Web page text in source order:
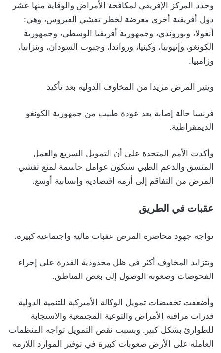
وحدد المركز الإفريقي لمكافحة الأمراض والوقاية منها عشر
دول أفريقية أخرى معرضة لخطر تفشي الفيروس، وهي:
أنغولا، وبوروندي، وجمهورية أفريقيا الوسطى، وجمهورية
الكونغو، وإثيوبيا، وكينيا، ورواندا، وجنوب السودان، وتنزانيا،
وزامبيا.
ويثير المرض مزيدا من المخاوف الدولية بعد تأكيد
فرنسا حالة إصابة بعد عودة طبيب من جمهورية الكونغو
الديمقراطية.
وأكدت الأمم المتحدة على أن التمويل السريع والعمل
المنسق والدعم الطبي ستكون عوامل حاسمة لمنع تفشي
المرض من التفاقم إلى أزمة اقتصادية وإنسانية أوسع.
عقبات في الطريق
تواجه جهود محاصرة المرض عقبات مالية واجتماعية كبيرة.
وتتزايد المخاوف أكثر في ظل محدودية القدرة على إجراء
الفحوصات وصعوبة الوصول إلى بعض المناطق.
وأضعفت تخفيضات تمويل الوكالة الأميركية للتنمية الدولية
قدرات مراقبة الأمراض والتوعية المجتمعية والاستجابة
للطوارئ بشكل كبير. وبسبب نقص التمويل تواجه المنظمات
العاملة على الأرض صعوبات كبيرة في توفير الموارد اللازمة